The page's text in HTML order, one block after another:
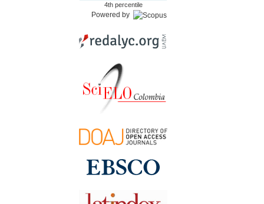
4th percentile
Powered by